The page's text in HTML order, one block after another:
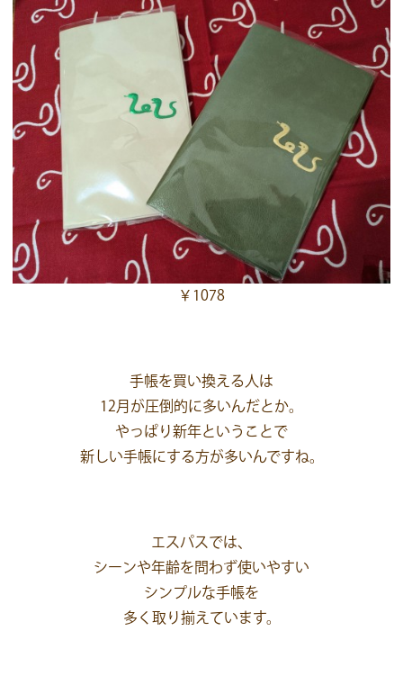
￥1078
手帳を買い換える人は
12月が圧倒的に多いんだとか。
やっぱり新年ということで
新しい手帳にする方が多いんですね。
エスパスでは、
シーンや年齢を問わず使いやすい
シンプルな手帳を
多く取り揃えています。